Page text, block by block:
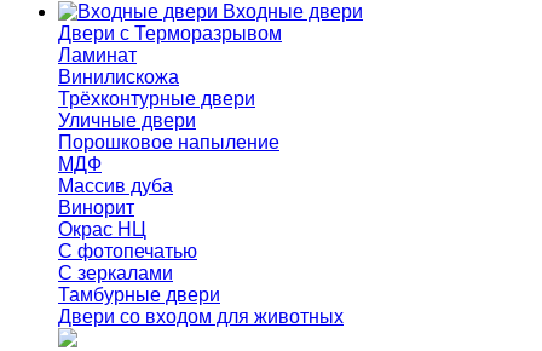
Входные двери
Двери с Терморазрывом
Ламинат
Винилискожа
Трёхконтурные двери
Уличные двери
Порошковое напыление
МДФ
Массив дуба
Винорит
Окрас НЦ
С фотопечатью
С зеркалами
Тамбурные двери
Двери со входом для животных